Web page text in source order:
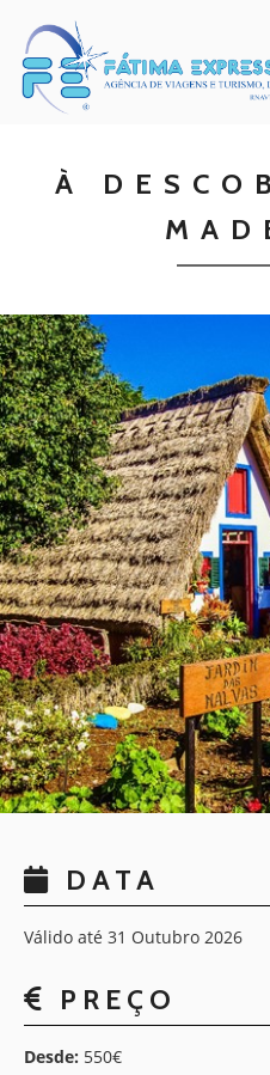
À
DATA
Válido até 31 Outubro 2026
PREÇO
Desde: 550€